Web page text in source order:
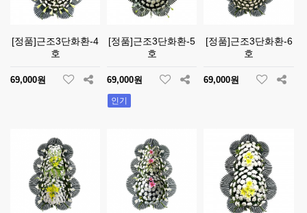
[정품]근조3단화환-4
호
69,000원
[정품]근조3단화환-5
호
69,000원
인기
[정품]근조3단화환-6
호
69,000원